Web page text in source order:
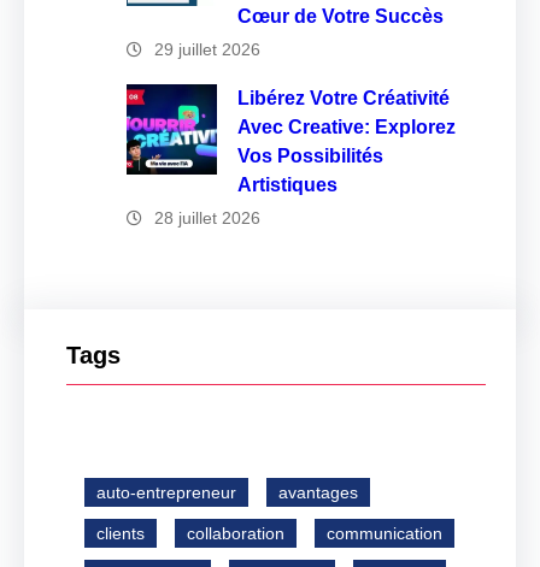
Cœur de Votre Succès
29 juillet 2026
Libérez Votre Créativité
Avec Creative: Explorez
Vos Possibilités
Artistiques
28 juillet 2026
Tags
auto-entrepreneur avantages
clients collaboration communication